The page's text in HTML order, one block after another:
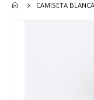
CAMISETA